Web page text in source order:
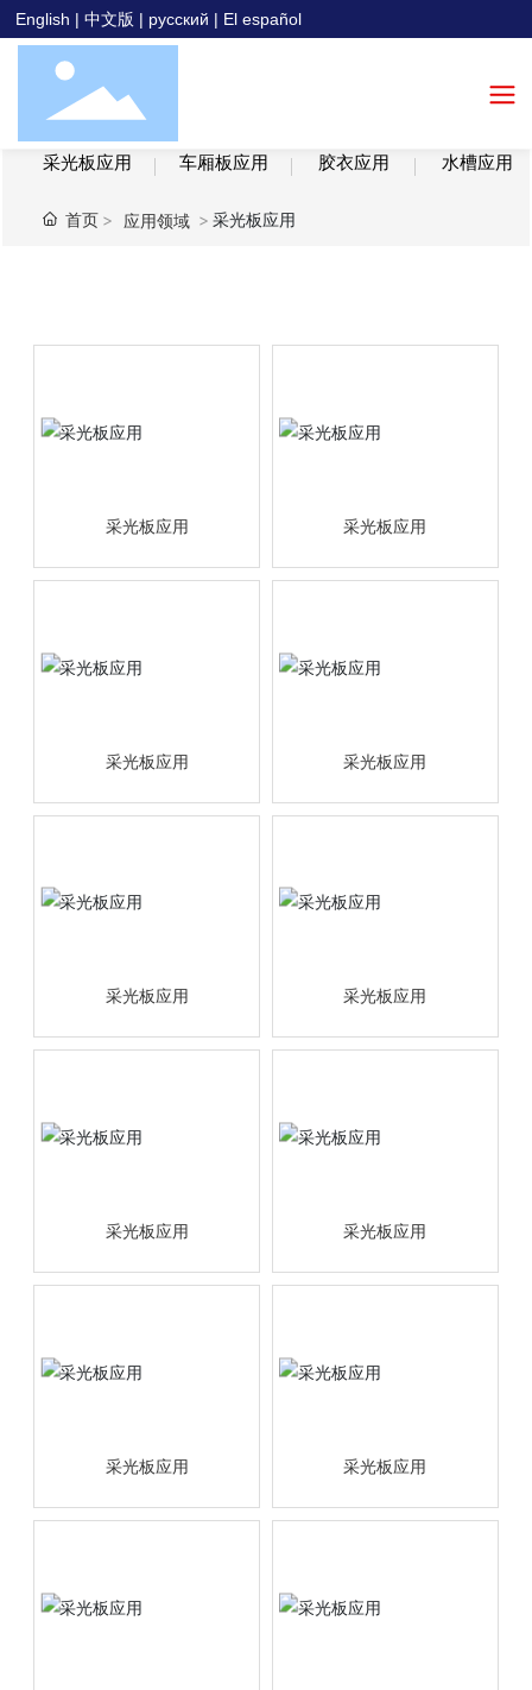
English |中文版 | русский | El español
采光板应用 车厢板应用 胶衣应用 水槽应用
首页 应用领域 采光板应用
采光板应用 采光板应用
采光板应用 采光板应用
采光板应用 采光板应用
采光板应用 采光板应用
采光板应用 采光板应用